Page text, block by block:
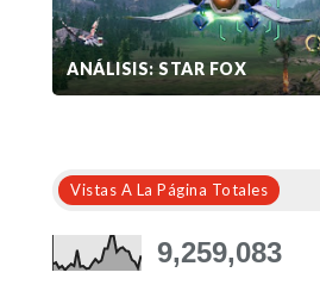
ANÁLISIS: STAR FOX
Vistas A La Página Totales
9,259,083